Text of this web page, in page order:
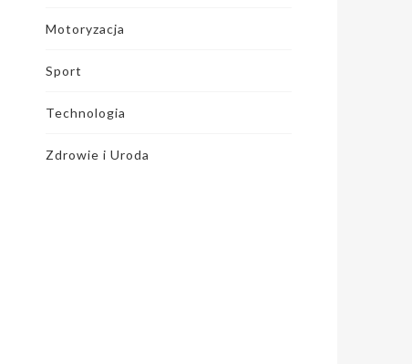
Motoryzacja
Sport
Technologia
Zdrowie i Uroda